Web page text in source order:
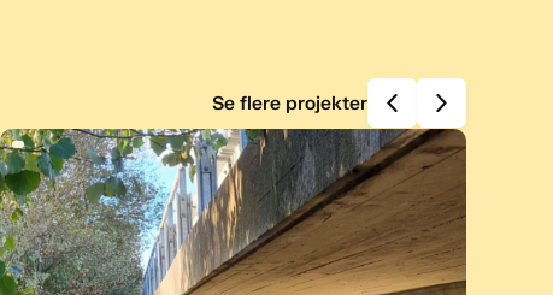
Se flere projekter